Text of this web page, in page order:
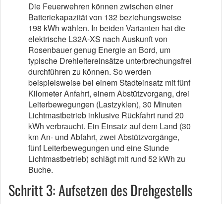
Die Feuerwehren können zwischen einer
Batteriekapazität von 132 beziehungsweise
198 kWh wählen. In beiden Varianten hat die
elektrische L32A-XS nach Auskunft von
Rosenbauer genug Energie an Bord, um
typische Drehleitereinsätze unterbrechungsfrei
durchführen zu können. So werden
beispielsweise bei einem Stadteinsatz mit fünf
Kilometer Anfahrt, einem Abstützvorgang, drei
Leiterbewegungen (Lastzyklen), 30 Minuten
Lichtmastbetrieb inklusive Rückfahrt rund 20
kWh verbraucht. Ein Einsatz auf dem Land (30
km An- und Abfahrt, zwei Abstützvorgänge,
fünf Leiterbewegungen und eine Stunde
Lichtmastbetrieb) schlägt mit rund 52 kWh zu
Buche.
Schritt 3: Aufsetzen des Drehgestells